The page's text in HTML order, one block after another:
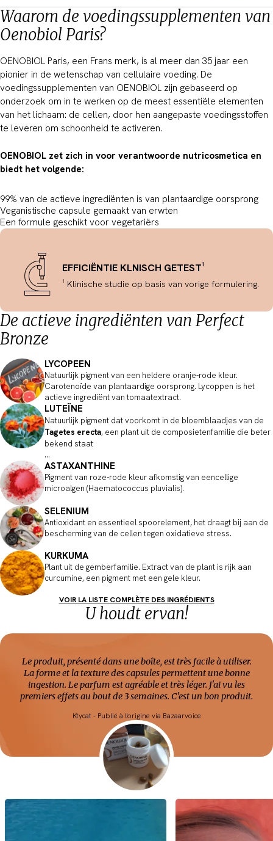
Waarom de voedingssupplementen van
Oenobiol Paris?
OENOBIOL Paris, een Frans merk, is al meer dan 35 jaar een
pionier in de wetenschap van cellulaire voeding. De
voedingssupplementen van OENOBIOL zijn gebaseerd op
onderzoek om in te werken op de meest essentiële elementen
van het lichaam: de cellen, door hen aangepaste voedingsstoffen
te leveren om schoonheid te activeren.
OENOBIOL zet zich in voor verantwoorde nutricosmetica en
biedt het volgende:
99% van de actieve ingrediënten is van plantaardige oorsprong
Veganistische capsule gemaakt van erwten
Een formule geschikt voor vegetariërs
EFFICIËNTIE KLNISCH GETEST¹
¹ Klinische studie op basis van vorige formulering.
De actieve ingrediënten van Perfect
Bronze
LYCOPEEN
Natuurlijk pigment van een heldere oranje-rode kleur.
Carotenoïde van plantaardige oorsprong. Lycoppen is het
actieve ingrediënt van tomaatextract.
LUTEÏNE
Natuurlijk pigment dat voorkomt in de bloemblaadjes van de
Tagetes erecta, een plant uit de composietenfamilie die beter
bekend staat
...
ASTAXANTHINE
Pigment van roze-rode kleur afkomstig van eencellige
microalgen (Haematococcus pluvialis).
SELENIUM
Antioxidant en essentieel spoorelement, het draagt bij aan de
bescherming van de cellen tegen oxidatieve stress.
KURKUMA
Plant uit de gemberfamilie. Extract van de plant is rijk aan
curcumine, een pigment met een gele kleur.
VOIR LA LISTE COMPLÈTE DES INGRÉDIENTS
U houdt ervan!
Le produit, présenté dans une boîte, est très facile à utiliser.
La forme et la texture des capsules permettent une bonne
ingestion. Le parfum est agréable et très léger. J'ai vu les
premiers effets au bout de 3 semaines. C'est un bon produit.
Ktycat - Publié à l'origine via Bazaarvoice